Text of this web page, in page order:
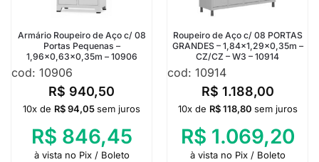
Armário Roupeiro de Aço c/ 08
Portas Pequenas –
1,96×0,63×0,35m – 10906
cod: 10906
R$ 940,50
10x de R$94,05sem juros
R$ 846,45
à vista no Pix / Boleto
Roupeiro de Aço c/ 08 PORTAS
GRANDES – 1,84×1,29×0,35m –
CZ/CZ – W3 – 10914
cod: 10914
R$ 1.188,00
10x de R$118,80 sem juros
R$ 1.069,20
à vista no Pix / Boleto